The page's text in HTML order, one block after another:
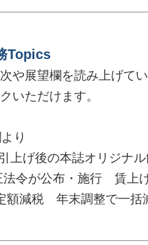
Topics
や展望欄を読み上げて
いただけます。
り
上げ後の本誌オリジナ
法令が公布・施行 賃上
額減税 年末調整で一括